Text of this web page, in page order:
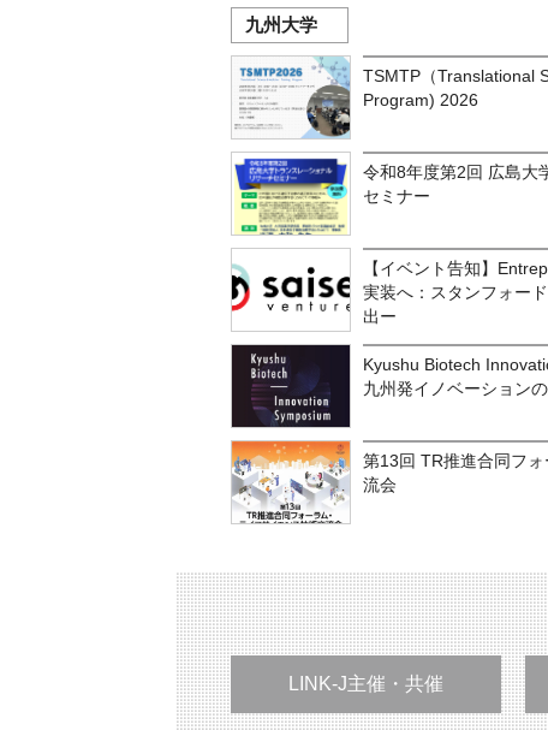
九州大学
TSMTP（Translational
Program) 2026
令和8年度第2回 広島大
セミナー
【イベント告知】
実装へ：スタンフォー
出ー
Kyushu Biotech
九州発イノベーション
第13回 TR推進合同フ
流会
LINK-J主催・共催